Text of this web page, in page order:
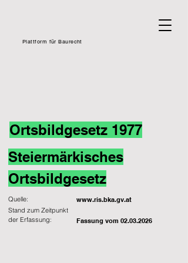
Plattform für Baurecht
Ortsbildgesetz 1977
Steiermärkisches
Ortsbildgesetz
Quelle: www.ris.bka.gv.at
Fassung vom 02.03.2026
Stand zum Zeitpunkt
der Erfassung: